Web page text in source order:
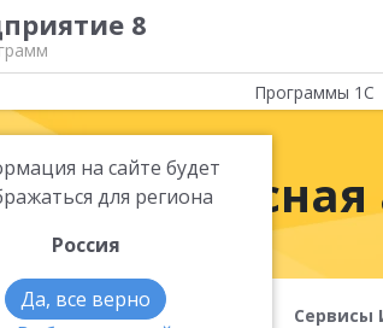
8
на сайте будет
для региона
Россия
Да, все верно
Программы 1С
Функциональность Сервисы